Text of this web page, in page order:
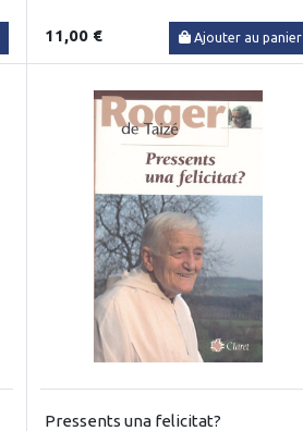
11,00 € Ajouter au panier
Pressents una felicitat?